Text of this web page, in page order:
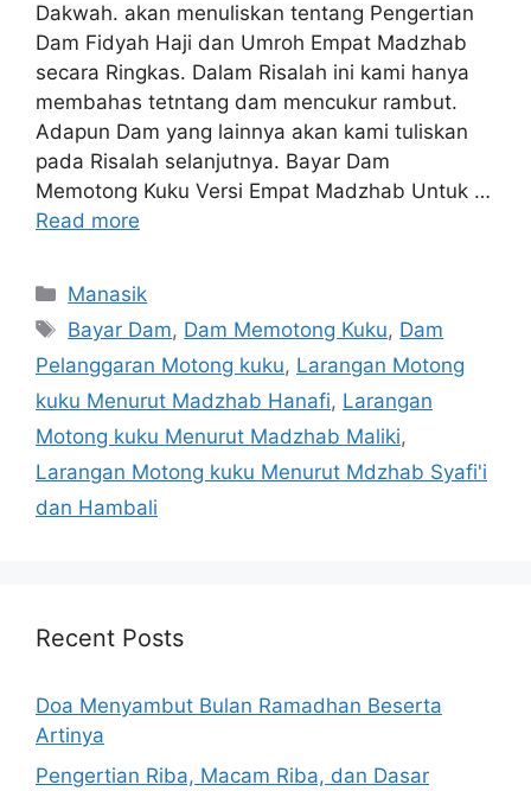
Dakwah. akan menuliskan tentang Pengertian
Dam Fidyah Haji dan Umroh Empat Madzhab
secara Ringkas. Dalam Risalah ini kami hanya
membahas tetntang dam mencukur rambut.
Adapun Dam yang lainnya akan kami tuliskan
pada Risalah selanjutnya. Bayar Dam
Memotong Kuku Versi Empat Madzhab Untuk …
Read more
Categories
Manasik
Tags
Bayar Dam, Dam Memotong Kuku, Dam
Pelanggaran Motong kuku, Larangan Motong
kuku Menurut Madzhab Hanafi, Larangan
Motong kuku Menurut Madzhab Maliki,
Larangan Motong kuku Menurut Mdzhab Syafi'i
dan Hambali
Recent Posts
Doa Menyambut Bulan Ramadhan Beserta
Artinya
Pengertian Riba, Macam Riba, dan Dasar